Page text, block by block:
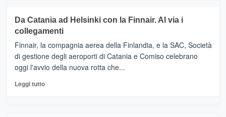
tappe
dell’enoturismo
RANDAZZO
–
Ci
siamo
quasi….
pronti
per
Da Catania ad Helsinki con la Finnair. Al via i
collegamenti
Finnair, la compagnia aerea della Finlandia, e la SAC, Società
di gestione degli aeroporti di Catania e Comiso celebrano
oggi l'avvio della nuova rotta che...
Leggi tuttoLeggi